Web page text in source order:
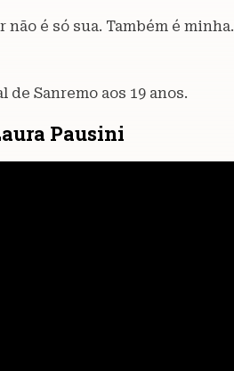
é só sua. Também é minha.
de Sanremo aos 19 anos.
Pausini